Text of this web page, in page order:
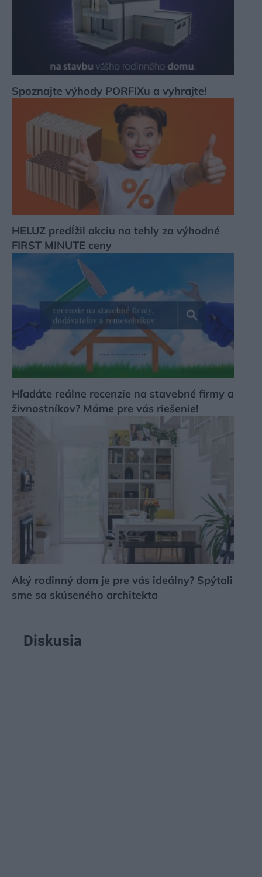
Spoznajte výhody PORFIXu a vyhrajte!
HELUZ predĺžil akciu na tehly za výhodné
FIRST MINUTE ceny
Hľadáte reálne recenzie na stavebné firmy a
živnostníkov? Máme pre vás riešenie!
Aký rodinný dom je pre vás ideálny? Spýtali
sme sa skúseného architekta
Diskusia